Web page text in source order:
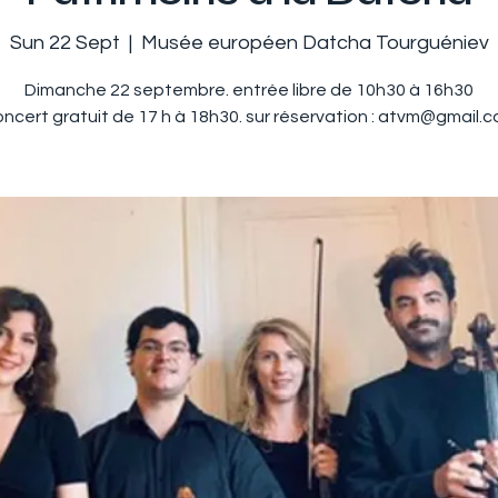
Sun 22 Sept
  |
Musée européen Datcha Tourguéniev
Dimanche 22 septembre. entrée libre de 10h30 à 16h30
gratuit de 17 h à 18h30. sur réservation :